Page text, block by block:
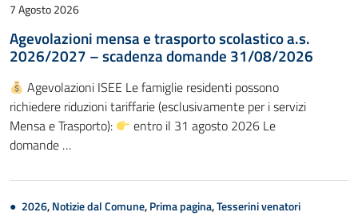
7 Agosto 2026
Agevolazioni mensa e trasporto scolastico a.s.
2026/2027 – scadenza domande 31/08/2026
Agevolazioni ISEE Le famiglie residenti possono
richiedere riduzioni tariffarie (esclusivamente per i servizi
Mensa e Trasporto):
entro il 31 agosto 2026 Le
domande …
2026,Notizie dal Comune,Prima pagina,Tesserini venatori